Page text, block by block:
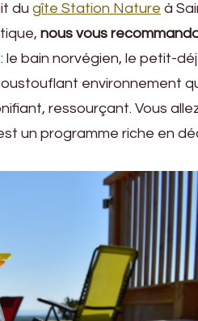
du gîte Station Nature à
nous vous
bain norvégien, le petit-
environnement
ressourçant. Vous
un programme riche en